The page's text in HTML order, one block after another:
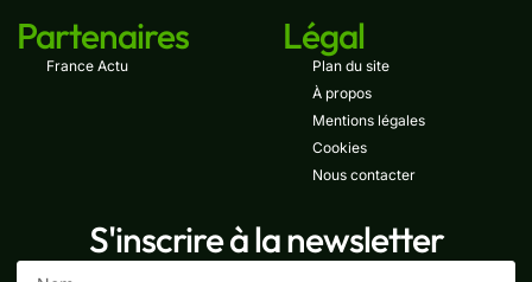
Partenaires
France Actu
Légal
Plan du site
À propos
Mentions légales
Cookies
Nous contacter
S'inscrire à la newsletter